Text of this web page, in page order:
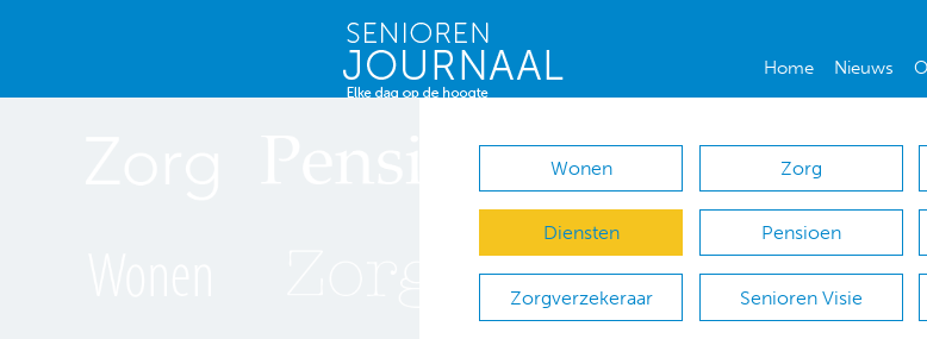
Home Nieuws
Wonen Zorg
Diensten Pensioen
Zorgverzekeraar Senioren Visie